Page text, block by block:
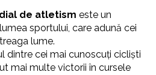
de atletism este un
sportului, care adună cei
lume.
dintre cei mai cunoscuți cicliști
mai multe victorii în cursele